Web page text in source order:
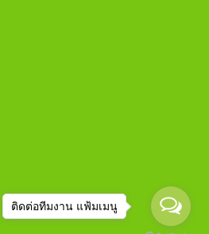
ติดต่อทีมงาน แฟ้มเมนู